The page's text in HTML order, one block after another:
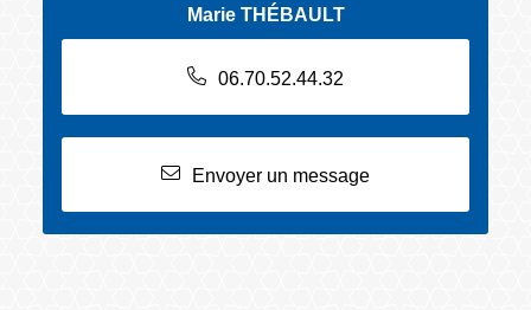
Marie THÉBAULT
06.70.52.44.32
Envoyer un message